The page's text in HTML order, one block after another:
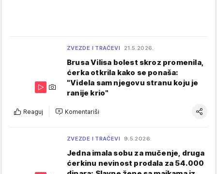
ZVEZDE I TRAČEVI 21.5.2026.
Brusa Vilisa bolest skroz promenila,
ćerka otkrila kako se ponaša:
"Videla sam njegovu stranu koju je
ranije krio"
Reaguj Komentariši
ZVEZDE I TRAČEVI 9.5.2026.
Jedna imala sobu za mučenje, druga
ćerkinu nevinost prodala za 54.000